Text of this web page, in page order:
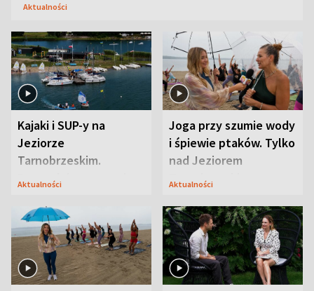
Aktualności
Kajaki i SUP-y na
Jeziorze
Tarnobrzeskim.
Przyrodnicy zwracają
Aktualności
Joga przy szumie wody
i śpiewie ptaków. Tylko
nad Jeziorem
Tarnobrzeskim
Aktualności